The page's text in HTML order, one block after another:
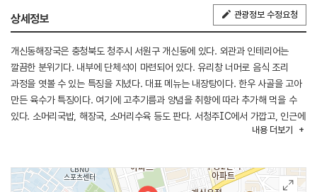
상세정보 관광정보 수정요청
개신동해장국은 충청북도 청주시 서원구 개신동에 있다. 외관과 인테리어는
깔끔한 분위기다. 내부에 단체석이 마련되어 있다. 유리창 너머로 음식 조리
과정을 엿볼 수 있는 특징을 지녔다. 대표 메뉴는 내장탕이다. 한우 사골을 고아
만든 육수가 특징이다. 여기에 고추기름과 양념을 취향에 따라 추가해 먹을 수
있다. 소머리국밥, 해장국, 소머리수육 등도 판다. 서청주IC에서 가깝고, 인근에
내용 더보기